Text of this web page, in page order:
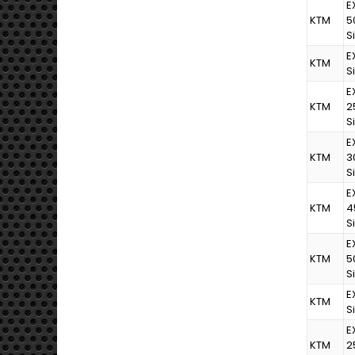
KTM
KTM
KTM
KTM
KTM
KTM
KTM
KTM